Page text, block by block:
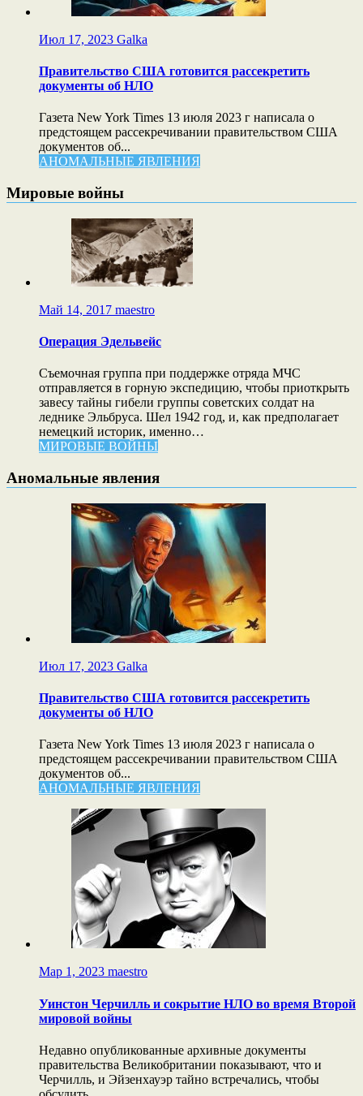
Июл 17, 2023 Galka
Правительство США готовится рассекретить
документы об НЛО
Газета New York Times 13 июля 2023 г написала о
предстоящем рассекречивании правительством США
документов об...
АНОМАЛЬНЫЕ ЯВЛЕНИЯ
Мировые войны
Май 14, 2017 maestro
Операция Эдельвейс
Cъемочная группа при поддержке отряда МЧС
отправляется в горную экспедицию, чтобы приоткрыть
завесу тайны гибели группы советских солдат на
леднике Эльбруса. Шел 1942 год, и, как предполагает
немецкий историк, именно…
МИРОВЫЕ ВОЙНЫ
Аномальные явления
Июл 17, 2023 Galka
Правительство США готовится рассекретить
документы об НЛО
Газета New York Times 13 июля 2023 г написала о
предстоящем рассекречивании правительством США
документов об...
АНОМАЛЬНЫЕ ЯВЛЕНИЯ
Мар 1, 2023 maestro
Уинстон Черчилль и сокрытие НЛО во время Второй
мировой войны
Недавно опубликованные архивные документы
правительства Великобритании показывают, что и
Черчилль, и Эйзенхауэр тайно встречались, чтобы